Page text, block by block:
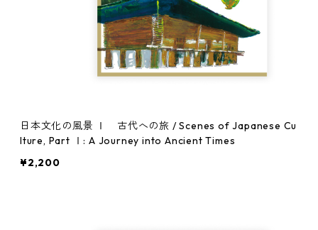
日本文化の風景 Ⅰ 古代への旅 / Scenes of Japanese Cu
lture, Part Ⅰ: A Journey into Ancient Times
¥2,200